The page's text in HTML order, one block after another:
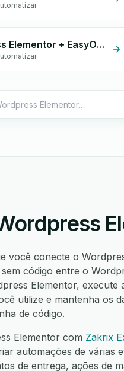
Wordpress Elementor + EasyOrders
você conecte o
código entre o
Elementor, execute
utilize e mantenha os
de código.
Elementor com Zakrix
automações de várias
de entrega, ações de